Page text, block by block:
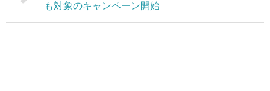
も対象のキャンペーン開始